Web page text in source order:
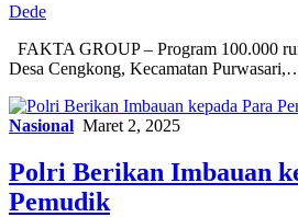
Dede
FAKTA GROUP – Program 100.000
Desa Cengkong, Kecamatan
Nasional Maret 2, 2025
Polri Berikan Imbauan
Pemudik